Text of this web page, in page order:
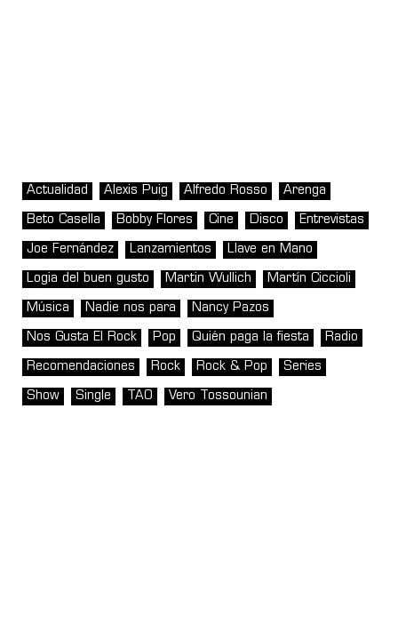
Actualidad Alexis Puig Alfredo Rosso Arenga
Beto Casella Bobby Flores Cine Disco Entrevistas
Joe Fernández Lanzamientos Llave en Mano
Logia del buen gusto Martin Wullich Martín Ciccioli
Música Nadie nos para Nancy Pazos
Nos Gusta El Rock Pop Quién paga la fiesta Radio
Recomendaciones Rock Rock & Pop Series
Show Single TAO Vero Tossounian